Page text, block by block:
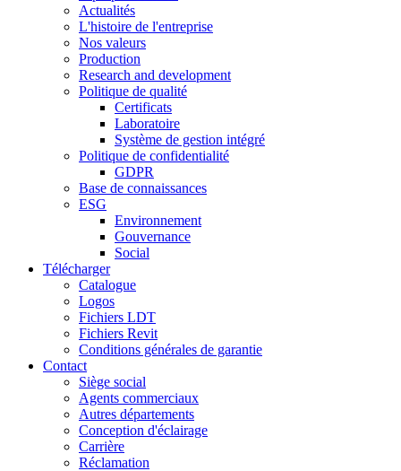
Actualités
L'histoire de l'entreprise
Nos valeurs
Production
Research and development
Politique de qualité
Certificats
Laboratoire
Système de gestion intégré
Politique de confidentialité
GDPR
Base de connaissances
ESG
Environnement
Gouvernance
Social
Télécharger
Catalogue
Logos
Fichiers LDT
Fichiers Revit
Conditions générales de garantie
Contact
Siège social
Agents commerciaux
Autres départements
Conception d'éclairage
Carrière
Réclamation